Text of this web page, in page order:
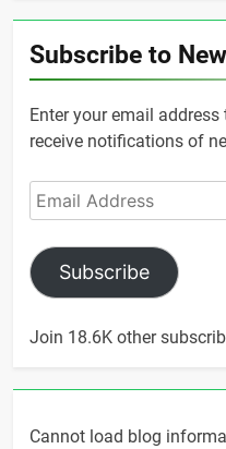
Subscribe to
Enter your email
receive notifications of
Email
Address
Subscribe
Join 18.6K other
Cannot load blog